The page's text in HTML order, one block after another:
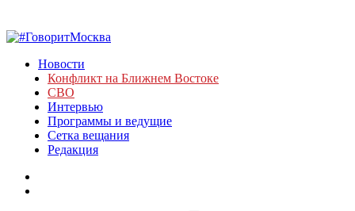
Новости
Конфликт на Ближнем Востоке
СВО
Интервью
Программы и ведущие
Сетка вещания
Редакция